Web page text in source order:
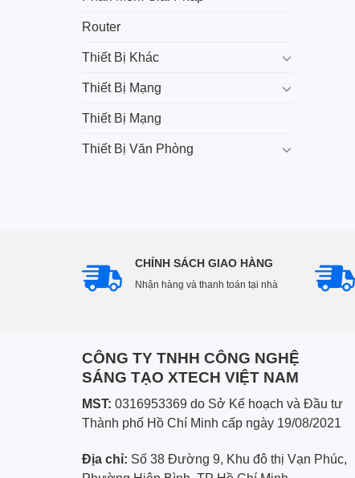
Router
Thiết Bị Khác
Thiết Bị Mạng
Thiết Bị Mạng
Thiết Bị Văn Phòng
CHÍNH SÁCH GIAO HÀNG
Nhận hàng và thanh toán tại nhà
CÔNG TY TNHH CÔNG NGHỆ
SÁNG TẠO XTECH VIỆT NAM
MST: 0316953369 do Sở Kế hoạch và Đầu tư
Thành phố Hồ Chí Minh cấp ngày 19/08/2021
Địa chỉ: Số 38 Đường 9, Khu đô thị Vạn Phúc,